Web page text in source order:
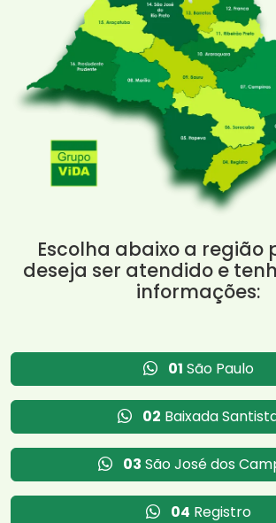
Escolha abaixo a região
deseja ser atendido e
informações:
01 São Paulo
02 Baixada
03 São José dos
04 Registro